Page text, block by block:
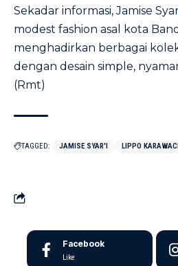
Sekadar informasi, Jamise
modest fashion asal kota
menghadirkan berbagai
dengan desain simple,
(Rmt)
TAGGED: JAMISE SYAR'I LIPPO KARAWACI
Facebook
Like